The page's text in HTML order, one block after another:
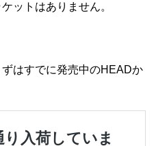
ットはありません。
はすでに発売中のHEADか